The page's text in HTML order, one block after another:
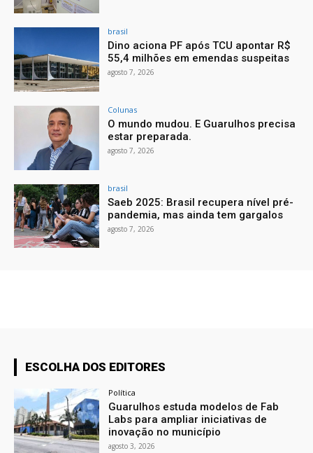
brasil
Dino aciona PF após TCU apontar R$
55,4 milhões em emendas suspeitas
agosto 7, 2026
Colunas
O mundo mudou. E Guarulhos precisa
estar preparada.
agosto 7, 2026
brasil
Saeb 2025: Brasil recupera nível pré-
pandemia, mas ainda tem gargalos
agosto 7, 2026
ESCOLHA DOS EDITORES
Política
Guarulhos estuda modelos de Fab
Labs para ampliar iniciativas de
inovação no município
agosto 3, 2026